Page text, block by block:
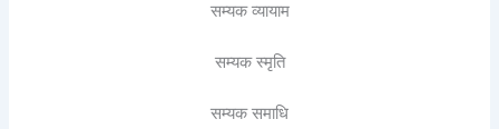
सम्यक व्यायाम
सम्यक स्मृति
सम्यक समाधि